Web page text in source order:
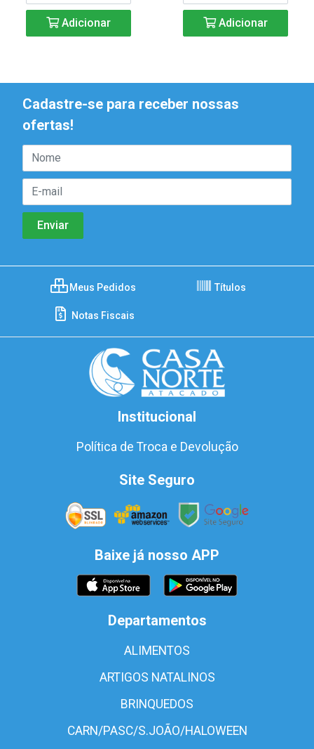
Adicionar Adicionar
Cadastre-se para receber nossas
ofertas!
Meus Pedidos Títulos
Notas Fiscais
Institucional
Política de Troca e Devolução
Site Seguro
Baixe já nosso APP
Departamentos
ALIMENTOS
ARTIGOS NATALINOS
BRINQUEDOS
CARN/PASC/S.JOÃO/HALOWEEN